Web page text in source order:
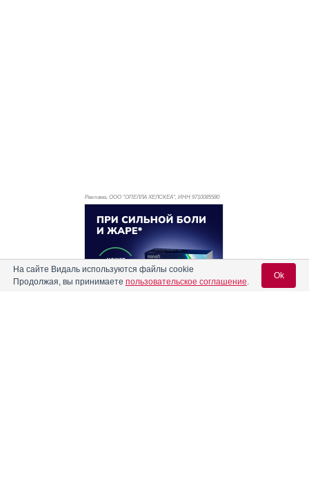
Реклама. ООО "ОПЕЛЛА ХЕЛСКЕА", ИНН 9710085580
На сайте Видаль используются файлы cookie
Продолжая, вы принимаете пользовательское соглашение.
Ok